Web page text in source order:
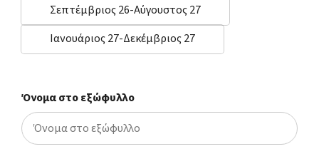
Σεπτέμβριος 26-Αύγουστος 27
Ιανουάριος 27-Δεκέμβριος 27
Όνομα στο εξώφυλλο